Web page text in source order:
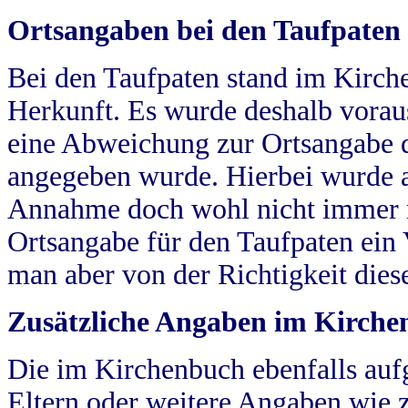
Ortsangaben bei den Taufpaten
Bei den Taufpaten stand im
Herkunft. Es wurde deshalb
eine Abweichung zur
angegeben wurde. Hierbei wurde
Annahme doch wohl nicht
Ortsangabe für den Taufpaten
man aber von der Richtigkeit
Zusätzliche Angaben im
Die im Kirchenbuch ebenfalls